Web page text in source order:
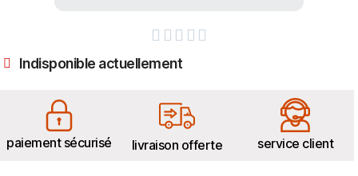
    
Indisponible actuellement
paiement sécurisé livraison offerte service client